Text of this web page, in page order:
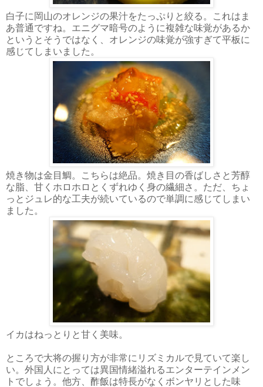
白子に岡山のオレンジの果汁をたっぷりと絞る。これはま
あ普通ですね。エニグマ暗号のように複雑な味覚があるか
というとそうではなく、オレンジの味覚が強すぎて平板に
感じてしまいました。
焼き物は金目鯛。こちらは絶品。焼き目の香ばしさと芳醇
な脂、甘くホロホロとくずれゆく身の繊細さ。ただ、ちょ
っとジュレ的な工夫が続いているので単調に感じてしまい
ました。
イカはねっとりと甘く美味。
ところで大将の握り方が非常にリズミカルで見ていて楽し
い。外国人にとっては異国情緒溢れるエンターテインメン
トでしょう。他方、酢飯は特長がなくボンヤリとした味